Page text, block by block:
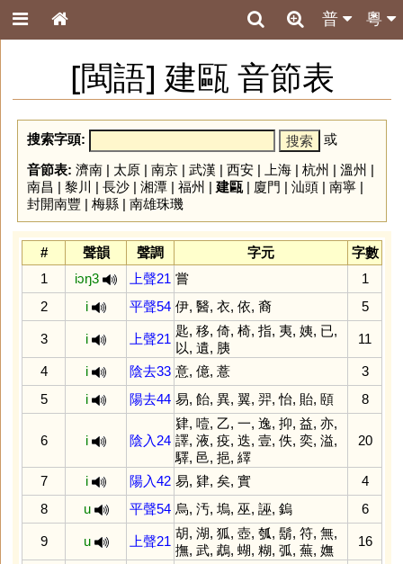
粵
普
[閩語] 建甌 音節表
搜索字頭:
或
音節表: 濟南| 太原| 南京| 武漢 | 西安| 上海| 杭州 | 溫州 |
南昌 | 黎川 | 長沙| 湘潭| 福州 | 建甌| 廈門 | 汕頭| 南寧|
封開南豐 | 梅縣| 南雄珠璣
# 聲韻 聲調 字元
字數
1
iɔŋ3 上聲21 嘗
1
2
i 平聲54 伊, 醫, 衣, 依, 裔 5
3 i 上聲21
匙, 移, 倚, 椅, 指, 夷, 姨, 已,
以, 遺, 胰
11
4 i 陰去33 意, 億, 薏
3
5
i 陽去44 易, 飴, 異, 翼, 羿,怡, 貽, 頤 8
6 i 陰入24
肄, 噎, 乙, 一, 逸, 抑, 益, 亦,
譯, 液, 疫, 迭, 壹, 佚, 奕, 溢,
驛, 邑, 挹, 繹
20
7 i 陽入42 易, 肄, 矣, 實
4
8
u 平聲54 烏, 汚, 塢, 巫, 誣, 鎢 6
9 u 上聲21
胡, 湖, 狐, 壺, 瓠, 鬍, 符, 無,
撫, 武, 鵡, 蝴, 糊, 弧, 蕪, 嫵
16